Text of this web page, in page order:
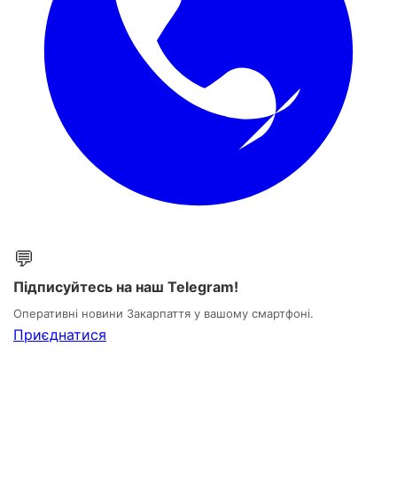
💬
Підписуйтесь на наш Telegram!
Оперативні новини Закарпаття у вашому смартфоні.
Приєднатися